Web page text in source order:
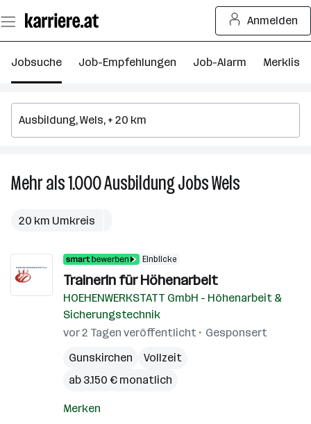
Seiteninhalt
springen
Anmelden
Jobsuche Job-Empfehlungen Job-Alarm Merkliste
Mehr als 1.000AusbildungJobsWels
20 km Umkreis
Einblicke
TrainerIn für Höhenarbeit
HOEHENWERKSTATT GmbH - Höhenarbeit &
Sicherungstechnik
vor 2 Tagen veröffentlicht
Gesponsert
Gunskirchen
Vollzeit
ab 3.150 € monatlich
Merken